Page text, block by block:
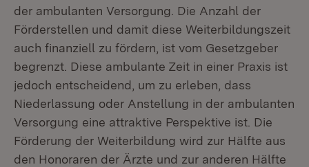
der ambulanten Versorgung. Die Anzahl der
Förderstellen und damit diese Weiterbildungszeit
auch finanziell zu fördern, ist vom Gesetzgeber
begrenzt. Diese ambulante Zeit in einer Praxis ist
jedoch entscheidend, um zu erleben, dass
Niederlassung oder Anstellung in der ambulanten
Versorgung eine attraktive Perspektive ist. Die
Förderung der Weiterbildung wird zur Hälfte aus
den Honoraren der Ärzte und zur anderen Hälfte